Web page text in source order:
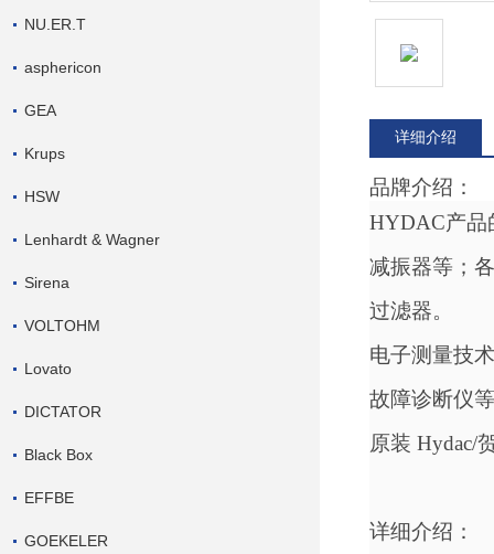
NU.ER.T
asphericon
GEA
Krups
HSW
Lenhardt & Wagner
Sirena
VOLTOHM
Lovato
DICTATOR
Black Box
EFFBE
GOEKELER
详细介绍
品牌介绍：
HYDAC产品
减振器等；
过滤器。
电子测量技
故障诊断仪
原装 Hydac/
详细介绍：